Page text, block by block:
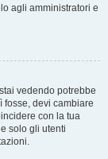
agli amministratori e
vedendo potrebbe
fosse, devi cambiare
con la tua
solo gli utenti